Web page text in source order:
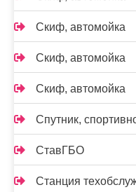
Скиф, автомойка
Скиф, автомойка
Скиф, автомойка
Спутник,
СтавГБО
Станция